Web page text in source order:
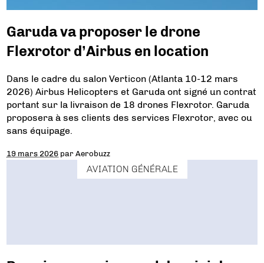
Garuda va proposer le drone
Flexrotor d’Airbus en location
Dans le cadre du salon Verticon (Atlanta 10-12 mars
2026) Airbus Helicopters et Garuda ont signé un contrat
portant sur la livraison de 18 drones Flexrotor. Garuda
proposera à ses clients des services Flexrotor, avec ou
sans équipage.
19 mars 2026 parAerobuzz
AVIATION GÉNÉRALE